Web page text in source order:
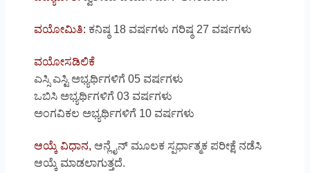
ವಯೋಮಿತಿ: ಕನಿಷ್ಠ 18 ವರ್ಷಗಳು ಗರಿಷ್ಠ 27 ವರ್ಷಗಳು
ವಯೋಸಡಿಲಿಕೆ
ಎಸ್ಸಿ ಎಸ್ಟಿ ಅಭ್ಯರ್ಥಿಗಳಿಗೆ 05 ವರ್ಷಗಳು
ಒಬಿಸಿ ಅಭ್ಯರ್ಥಿಗಳಿಗೆ 03 ವರ್ಷಗಳು
ಅಂಗವಿಕಲ ಅಭ್ಯರ್ಥಿಗಳಿಗೆ 10 ವರ್ಷಗಳು
ಆಯ್ಕೆ ವಿಧಾನ, ಆನ್ಲೈನ್ ಮೂಲಕ ಸ್ಪರ್ಧಾತ್ಮಕ ಪರೀಕ್ಷೆ ನಡೆಸಿ
ಆಯ್ಕೆ ಮಾಡಲಾಗುತ್ತದೆ.